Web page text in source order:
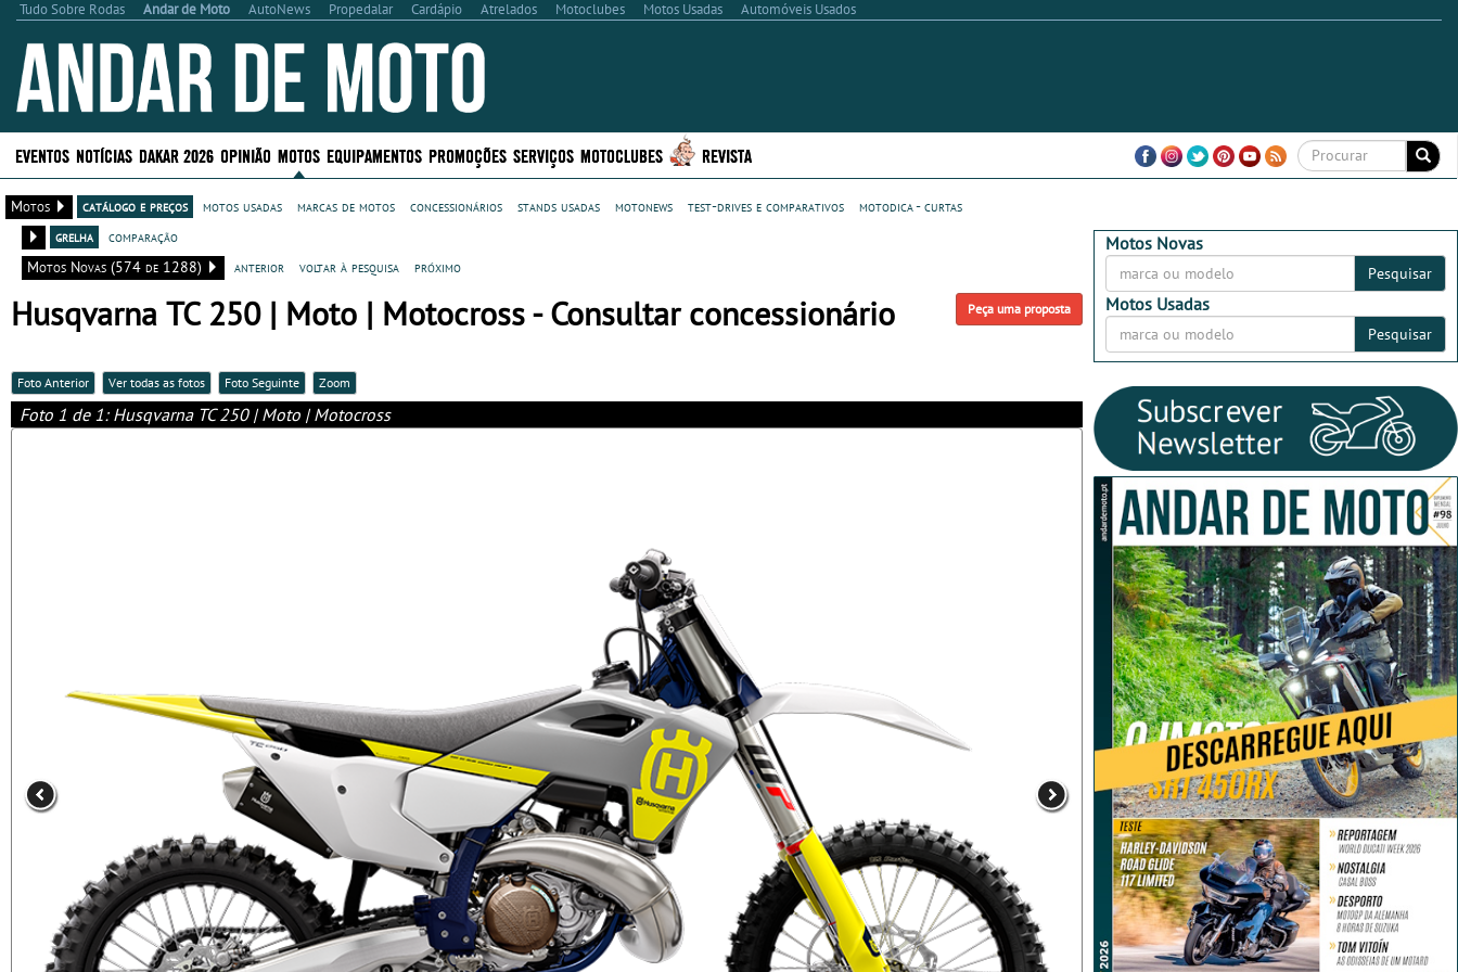
Tudo Sobre Rodas Andar de Moto AutoNews Propedalar Cardápio Atrelados Motoclubes Motos Usadas Automóveis Usados
EVENTOS NOTÍCIAS DAKAR 2026 OPINIÃO MOTOS EQUIPAMENTOS PROMOÇÕES SERVIÇOS MOTOCLUBES REVISTA
Motos catálogo e preços motos usadas marcas de motos concessionários stands usadas motonews test-drives e comparativos
motodica - curtas
grelha
comparação
Motos Novas (574 de 1288)
anterior voltar à pesquisa próximo
Peça uma proposta
Husqvarna TC 250 | Moto | Motocross - Consultar concessionário
Foto Anterior Ver todas as fotos Foto Seguinte Zoom
Foto 1 de 1: Husqvarna TC 250 | Moto | Motocross
Motos Novas
Pesquisar
Motos Usadas
Pesquisar